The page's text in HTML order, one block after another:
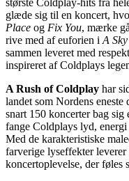
glæde sig til en koncert,
Place og Fix You, mærke
rive med af euforien i A
sammen leveret med
inspireret af Coldplays
A Rush of Coldplay har
landet som Nordens
snart 150 koncerter bag sig
fange Coldplays lyd,
Med de karakteristiske
farverige lyseffekter leverer
koncertoplevelse, der føles